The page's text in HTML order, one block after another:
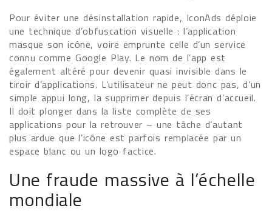
Pour éviter une désinstallation rapide, IconAds déploie
une technique d’obfuscation visuelle : l’application
masque son icône, voire emprunte celle d’un service
connu comme Google Play. Le nom de l’app est
également altéré pour devenir quasi invisible dans le
tiroir d’applications. L’utilisateur ne peut donc pas, d’un
simple appui long, la supprimer depuis l’écran d’accueil.
Il doit plonger dans la liste complète de ses
applications pour la retrouver – une tâche d’autant
plus ardue que l’icône est parfois remplacée par un
espace blanc ou un logo factice.
Une fraude massive à l’échelle
mondiale